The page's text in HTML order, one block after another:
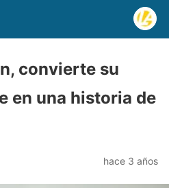
convierte su
en una historia de
hace 3 años